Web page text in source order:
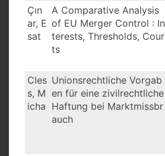
Çın
ar, E
sat
A Comparative Analysis
of EU Merger Control : In
terests, Thresholds, Cour
ts
Cles
s, M
icha
Unionsrechtliche Vorgab
en für eine zivilrechtliche
Haftung bei Marktmissbr
auch